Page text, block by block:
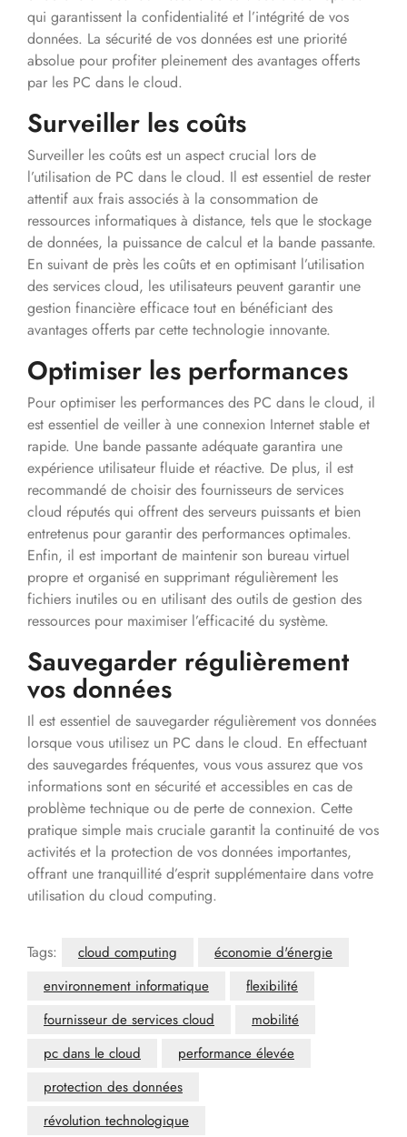
qui garantissent la confidentialité et l’intégrité de vos
données. La sécurité de vos données est une priorité
absolue pour profiter pleinement des avantages offerts
par les PC dans le cloud.
Surveiller les coûts
Surveiller les coûts est un aspect crucial lors de
l’utilisation de PC dans le cloud. Il est essentiel de rester
attentif aux frais associés à la consommation de
ressources informatiques à distance, tels que le stockage
de données, la puissance de calcul et la bande passante.
En suivant de près les coûts et en optimisant l’utilisation
des services cloud, les utilisateurs peuvent garantir une
gestion financière efficace tout en bénéficiant des
avantages offerts par cette technologie innovante.
Optimiser les performances
Pour optimiser les performances des PC dans le cloud, il
est essentiel de veiller à une connexion Internet stable et
rapide. Une bande passante adéquate garantira une
expérience utilisateur fluide et réactive. De plus, il est
recommandé de choisir des fournisseurs de services
cloud réputés qui offrent des serveurs puissants et bien
entretenus pour garantir des performances optimales.
Enfin, il est important de maintenir son bureau virtuel
propre et organisé en supprimant régulièrement les
fichiers inutiles ou en utilisant des outils de gestion des
ressources pour maximiser l’efficacité du système.
Sauvegarder régulièrement
vos données
Il est essentiel de sauvegarder régulièrement vos données
lorsque vous utilisez un PC dans le cloud. En effectuant
des sauvegardes fréquentes, vous vous assurez que vos
informations sont en sécurité et accessibles en cas de
problème technique ou de perte de connexion. Cette
pratique simple mais cruciale garantit la continuité de vos
activités et la protection de vos données importantes,
offrant une tranquillité d’esprit supplémentaire dans votre
utilisation du cloud computing.
Tags: cloud computing
économie d'énergie
environnement informatique
flexibilité
fournisseur de services cloud
mobilité
pc dans le cloud
performance élevée
protection des données
révolution technologique